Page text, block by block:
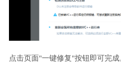
点击页面"一键修复"按钮即可完成